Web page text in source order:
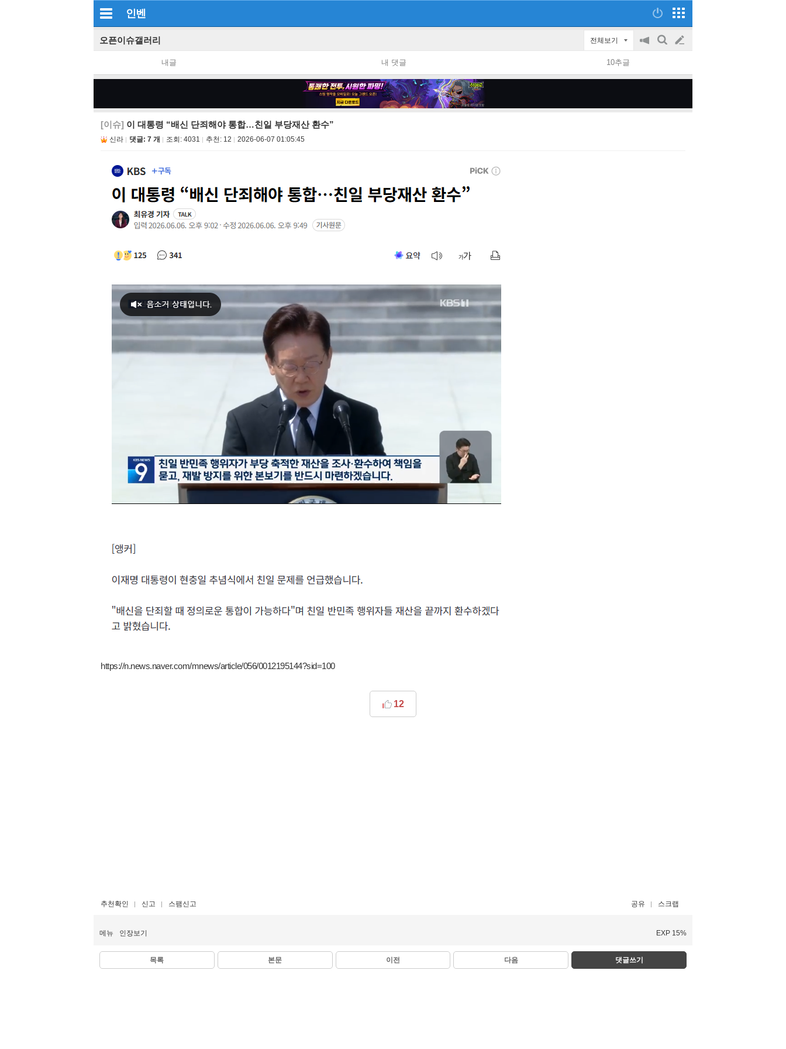
인벤
오픈이슈갤러리 전체보기
공
on/off
검
글
쓰
내글 내 댓글 10추글
[이슈] 이 대통령 “배신 단죄해야 통합…친일 부당재산 환수”
신라 댓글: 7 개 조회: 4031 추천: 12 2026-06-07 01:05:45
https://n.news.naver.com/mnews/article/056/0012195144?sid=100
12
추천확인 신고 스팸신고 공유 스크랩
메뉴 인장보기 EXP 15%
목록 본문 이전 다음 댓글쓰기